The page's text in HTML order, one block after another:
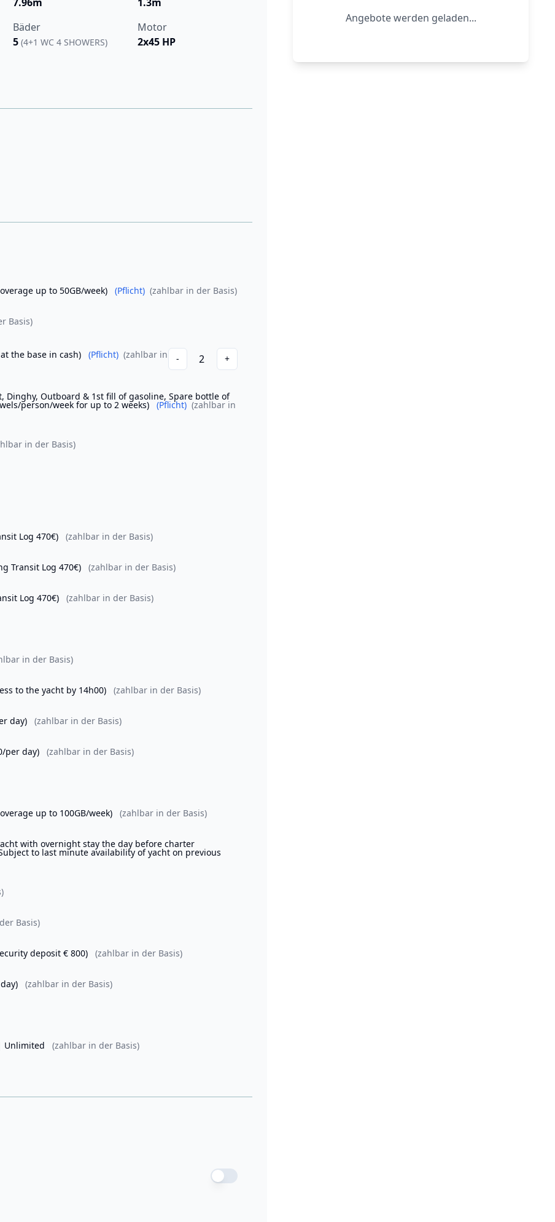
Bäder
5(4+1 WC 4 SHOWERS)
Motor
2x45 HP
up to 50GB/week) (Pflicht) (zahlbar in der Basis)
Basis)
the base in cash)
(Pflicht) (zahlbar in - 2
+
Dinghy, Outboard & 1st fill of gasoline, Spare bottle of
person/week for up to 2 weeks) (Pflicht) (zahlbar in
in der Basis)
Log 470€)
(zahlbar in der Basis)
Transit Log 470€)
(zahlbar in der Basis)
Log 470€)
(zahlbar in der Basis)
in der Basis)
to the yacht by 14h00)
(zahlbar in der Basis)
day)
(zahlbar in der Basis)
per day)
(zahlbar in der Basis)
up to 100GB/week)
(zahlbar in der Basis)
with overnight stay the day before charter
to last minute availability of yacht on previous
Basis)
deposit € 800)
(zahlbar in der Basis)
(zahlbar in der Basis)
Unlimited
(zahlbar in der Basis)
Angebote werden geladen...